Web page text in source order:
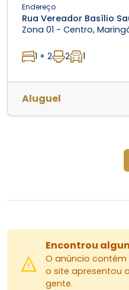
Endereço
Rua Vereador Basílio
Zona 01 - Centro,
1 + 2 2 1
Aluguel
Encontrou
O anúncio
o site apresentou
gente.